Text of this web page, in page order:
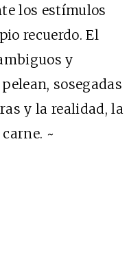
los estímulos
recuerdo. El
y
sosegadas
y la realidad, la
~